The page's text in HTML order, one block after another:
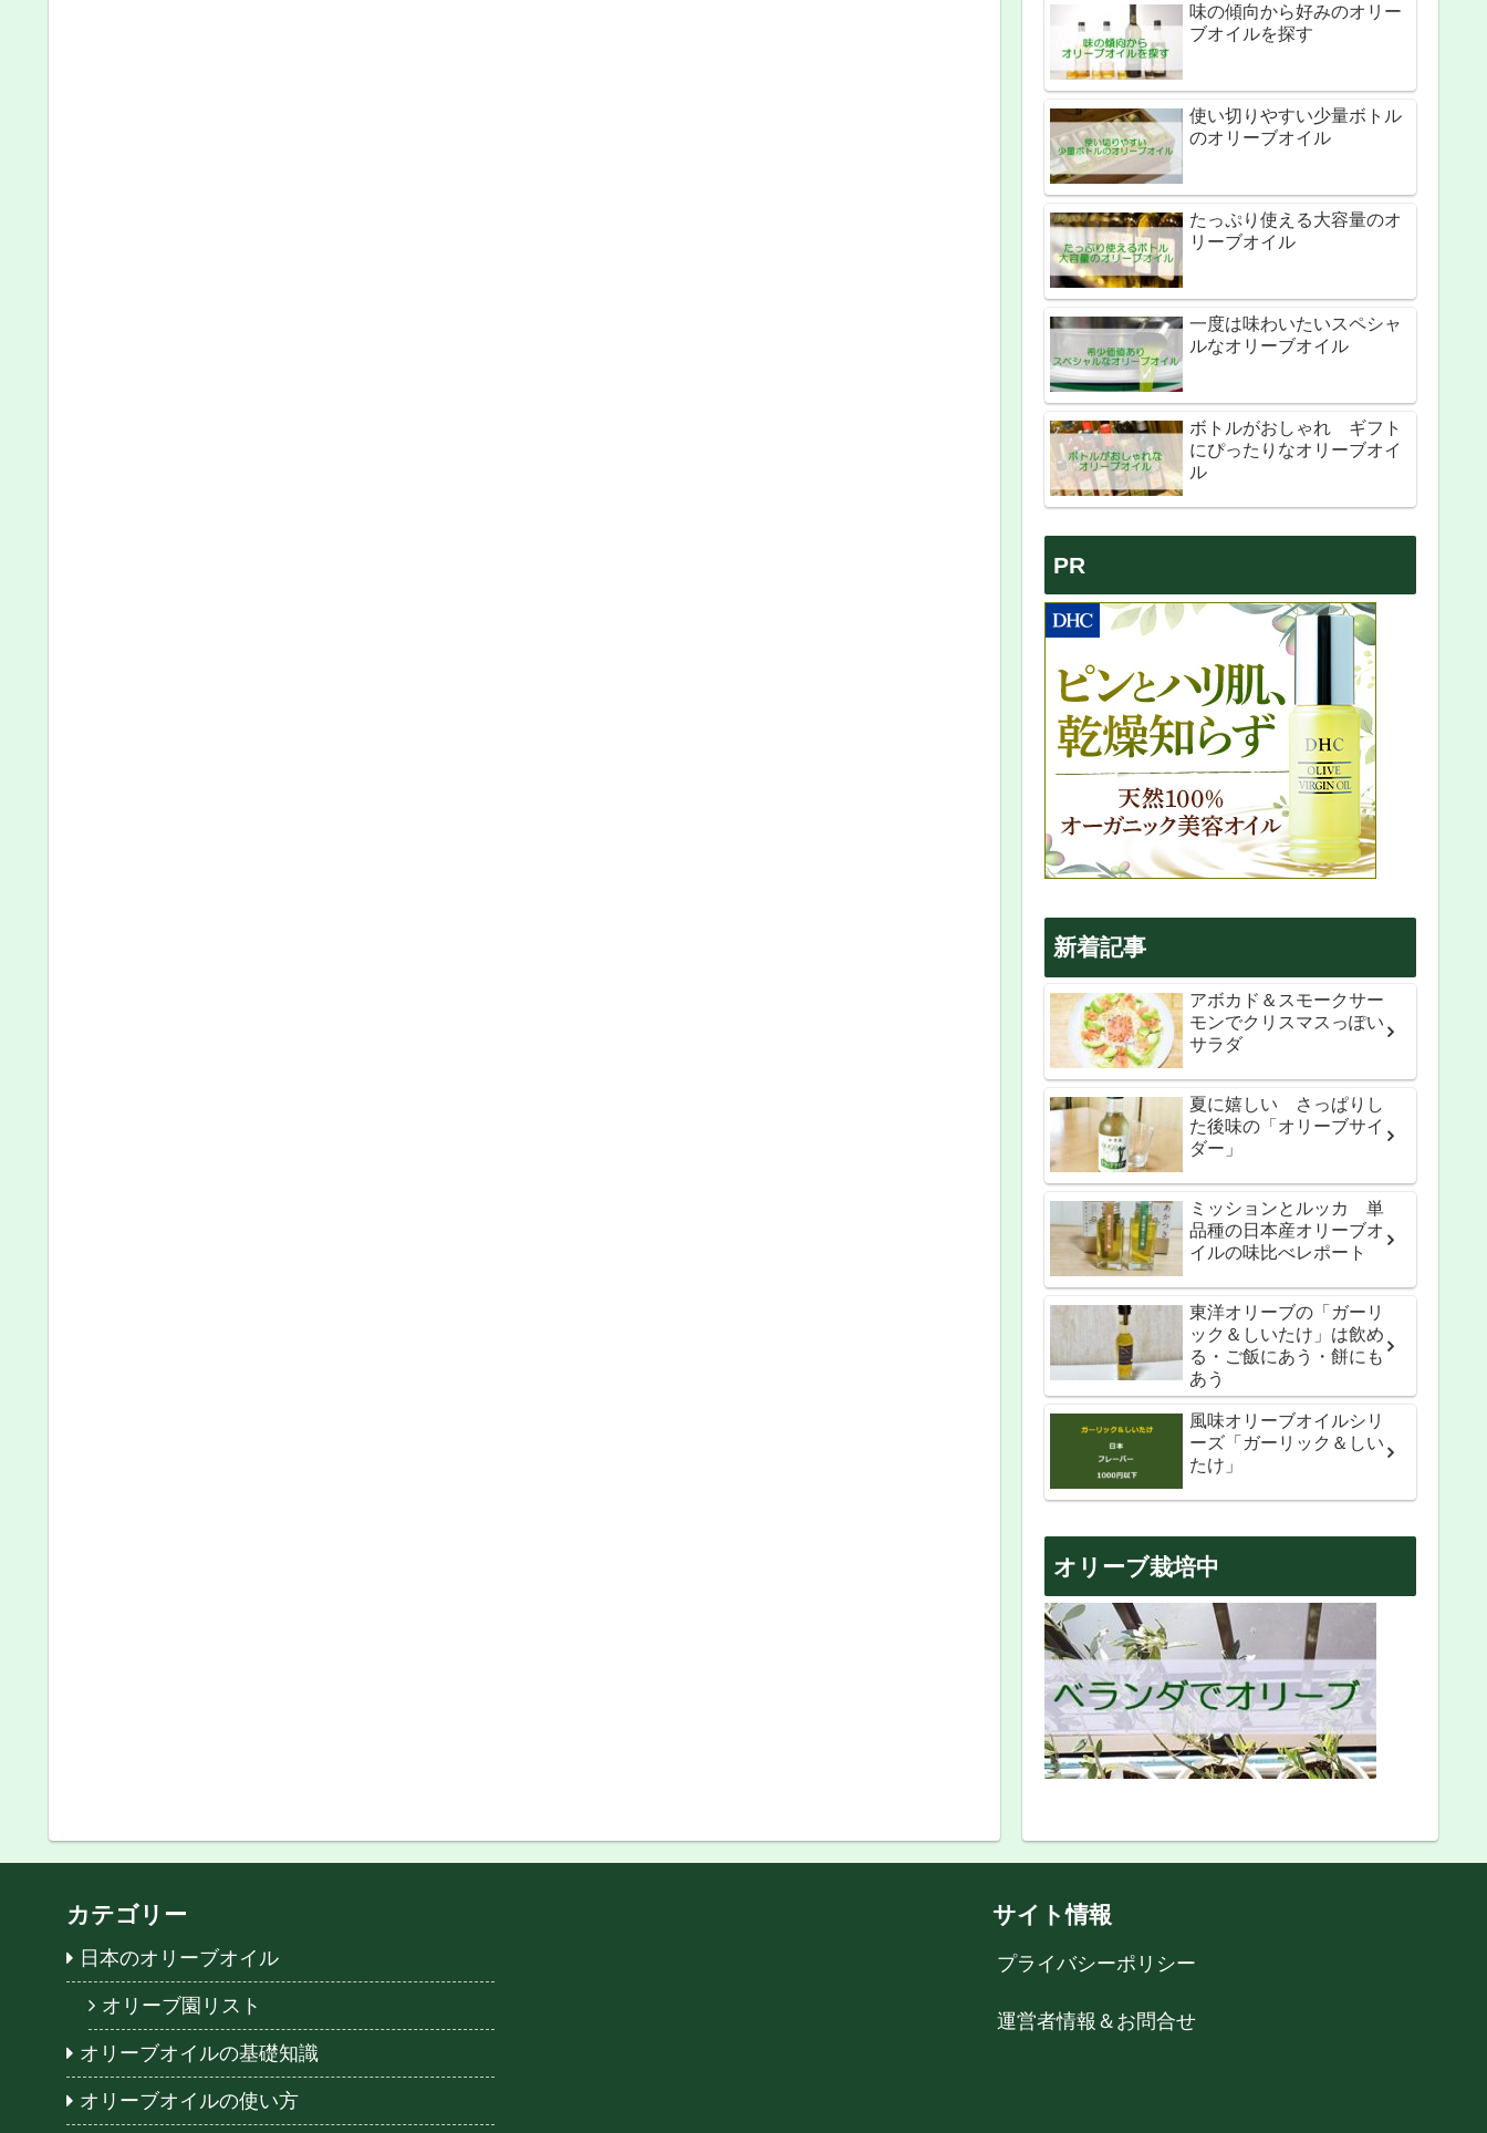
味の傾向から好みのオリー
ブオイルを探す
使い切りやすい少量ボトル
のオリーブオイル
たっぷり使える大容量のオ
リーブオイル
一度は味わいたいスペシャ
ルなオリーブオイル
ボトルがおしゃれ ギフト
にぴったりなオリーブオイ
ル
PR
新着記事
アボカド＆スモークサー
モンでクリスマスっぽい
サラダ
夏に嬉しい さっぱりし
た後味の「オリーブサイ
ダー」
ミッションとルッカ 単
品種の日本産オリーブオ
イルの味比べレポート
東洋オリーブの「ガーリ
ック＆しいたけ」は飲め
る・ご飯にあう・餅にも
あう
風味オリーブオイルシリ
ーズ「ガーリック＆しい
たけ」
オリーブ栽培中
カテゴリー
日本のオリーブオイル
オリーブ園リスト
オリーブオイルの基礎知識
オリーブオイルの使い方
サイト情報
プライバシーポリシー
運営者情報＆お問合せ